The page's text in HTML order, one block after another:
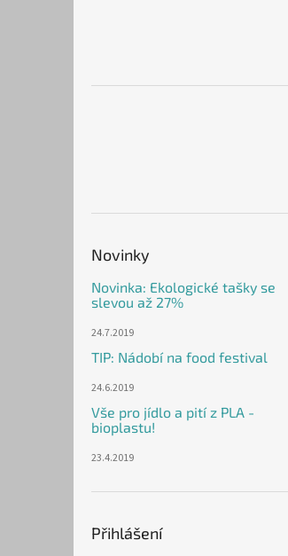
Novinky
Novinka: Ekologické tašky se
slevou až 27%
24.7.2019
TIP: Nádobí na food festival
24.6.2019
Vše pro jídlo a pití z PLA -
bioplastu!
23.4.2019
Přihlášení